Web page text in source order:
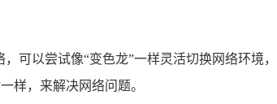
可以尝试像“变色龙”一样灵活切换网络环境
样，来解决网络问题。